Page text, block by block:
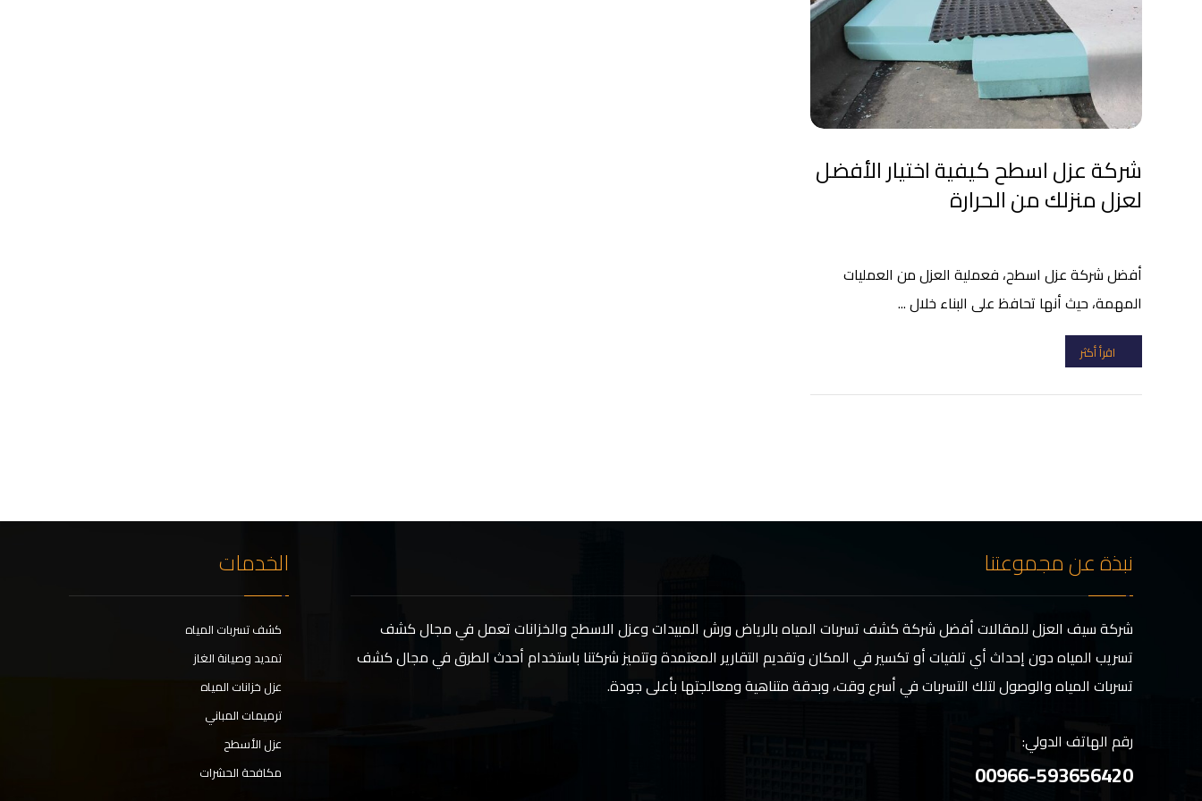
شركة عزل اسطح كيفية اختيار الأفضل
لعزل منزلك من الحرارة
أفضل شركة عزل اسطح، فعملية العزل من العمليات
المهمة، حيث أنها تحافظ على البناء خلال ...
اقرأ أكثر
نبذة عن مجموعتنا
شركة سيف العزل للمقالات أفضل شركة كشف تسربات المياه بالرياض ورش المبيدات وعزل الاسطح والخزانات تعمل في مجال كشف
تسريب المياه دون إحداث أي تلفيات أو تكسير في المكان وتقديم التقارير المعتمدة وتتميز شركتنا باستخدام أحدث الطرق في مجال كشف
تسربات المياه والوصول لتلك التسربات في أسرع وقت، وبدقة متناهية ومعالجتها بأعلى جودة.
رقم الهاتف الدولي:
00966-593656420
الخدمات
كشف تسربات المياه
تمديد وصيانة الغاز
عزل خزانات المياه
ترميمات المباني
عزل الأسطح
مكافحة الحشرات